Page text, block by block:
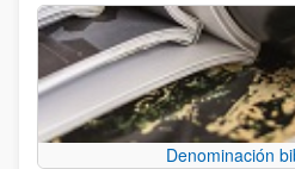
Denominación